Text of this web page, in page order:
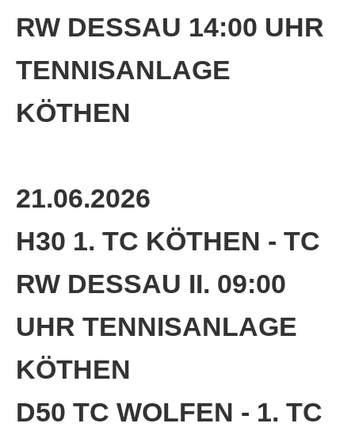
RW DESSAU 14:00 UHR
TENNISANLAGE
KÖTHEN
21.06.2026
H30 1. TC KÖTHEN - TC
RW DESSAU II. 09:00
UHR TENNISANLAGE
KÖTHEN
D50 TC WOLFEN - 1. TC